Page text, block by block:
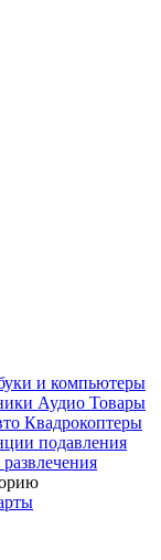
и компьютеры
Аудио Товары
Квадрокоптеры
подавления